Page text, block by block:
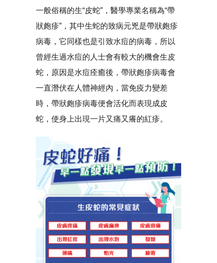
一般俗稱的生“皮蛇”，醫學專業名稱為“帶
狀皰疹”，其中生蛇的致病元兇是帶狀皰疹
病毒，它同樣也是引致水痘的病毒，所以
曾經生過水痘的人士會有較大的機會生皮
蛇，原因是水痘痊癒後，帶狀皰疹病毒會
一直潛伏在人體神經內，當免疫力變差
時，帶狀皰疹病毒便會活化而表現成皮
蛇，使身上出現一片又痛又癢的紅疹。